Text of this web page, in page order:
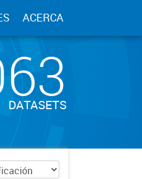
ACERCA
DATASETS